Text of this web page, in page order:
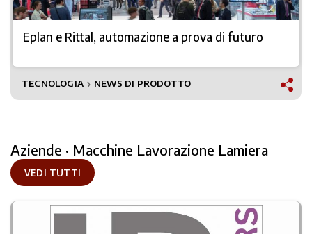
Eplan e Rittal, automazione a prova di futuro
TECNOLOGIA ❯ NEWS DI PRODOTTO
Aziende · Macchine Lavorazione Lamiera
VEDI TUTTI